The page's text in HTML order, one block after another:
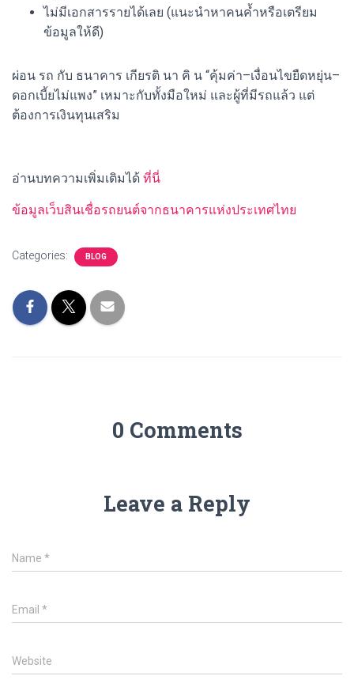
ไม่มีเอกสารรายได้เลย (แนะนำหาคนค้ำหรือเตรียม
ข้อมูลให้ดี)
ผ่อน รถ กับ ธนาคาร เกียรติ นา คิ น “คุ้มค่า–เงื่อนไขยืดหยุ่น–
ดอกเบี้ยไม่แพง” เหมาะกับทั้งมือใหม่ และผู้ที่มีรถแล้ว แต่
ต้องการเงินทุนเสริม
อ่านบทความเพิ่มเติมได้ ที่นี่
ข้อมูลเว็บสินเชื่อรถยนต์จากธนาคารแห่งประเทศไทย
Categories: BLOG
0 Comments
Leave a Reply
Name *
Email *
Website